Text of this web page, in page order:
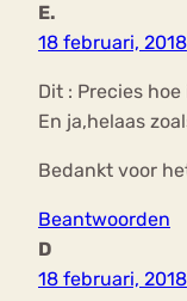
E.
18 februari, 2018
Dit : Precies hoe
En ja,helaas
Bedankt voor
Beantwoorden
D
18 februari, 2018